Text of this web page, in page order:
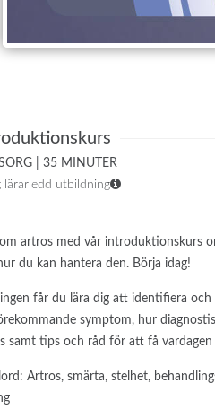
| 35 MINUTER
lärarledd utbildning
artros med vår introduktionskurs
du kan hantera den. Börja idag!
får du lära dig att identifiera
symptom, hur
samt tips och råd för att få
Artros, smärta, stelhet,